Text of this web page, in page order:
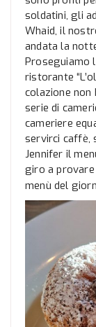
soldatini, gli
Whaid, il
andata la
Proseguiamo
ristorante
colazione
serie di
cameriere
servirci caffè,
Jennifer il
giro a
menù del